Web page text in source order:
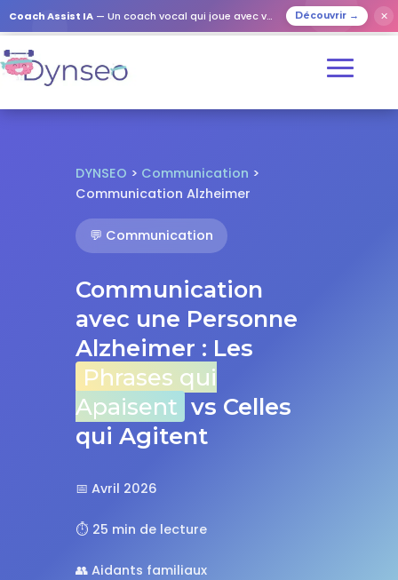
Coach Assist IA — Un coach vocal qui joue avec vos proches Découvrir → ✕
DYNSEO > Communication >
Communication Alzheimer
💬 Communication
Communication
avec une Personne
Alzheimer : Les
Phrases qui
Apaisent vs Celles
qui Agitent
📅 Avril 2026
⏱️ 25 min de lecture
👥 Aidants familiaux